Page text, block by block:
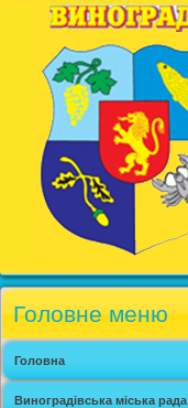
Головне меню
Головна
Виноградівська міська рада